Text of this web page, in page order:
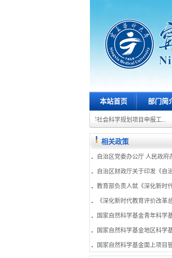
本站首页 部门简
关于组织2026年自治区哲学社会科学规划项目申报工...
相关政策
自治区党委办公厅 人民政府
自治区财政厅关于印发《自
教育部负责人就《深化新时
《深化新时代教育评价改革
国家自然科学基金青年科学
国家自然科学基金地区科学
国家自然科学基金面上项目